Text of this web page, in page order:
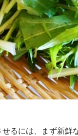
るには、まず新鮮